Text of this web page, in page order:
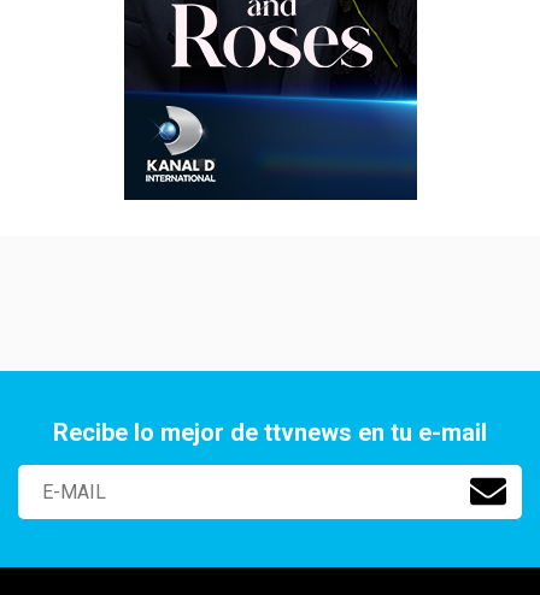
Recibe lo mejor de ttvnews en tu e-mail